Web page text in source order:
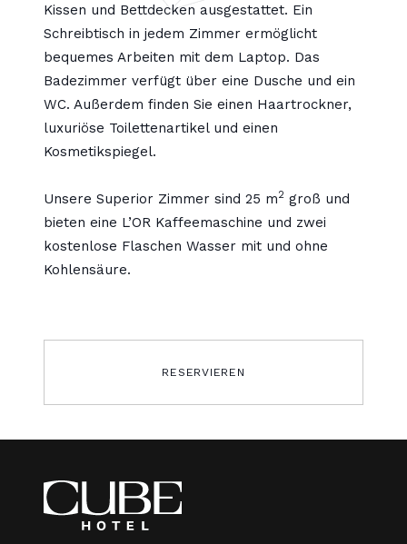
Kissen und Bettdecken ausgestattet. Ein
Schreibtisch in jedem Zimmer ermöglicht
bequemes Arbeiten mit dem Laptop. Das
Badezimmer verfügt über eine Dusche und ein
WC. Außerdem finden Sie einen Haartrockner,
luxuriöse Toilettenartikel und einen
Kosmetikspiegel.
Unsere Superior Zimmer sind 25 m2 groß und
bieten eine L’OR Kaffeemaschine und zwei
kostenlose Flaschen Wasser mit und ohne
Kohlensäure.
RESERVIEREN